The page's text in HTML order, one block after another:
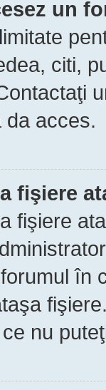
un
citi,
da acces.
fişiere
fişiere
în
nu